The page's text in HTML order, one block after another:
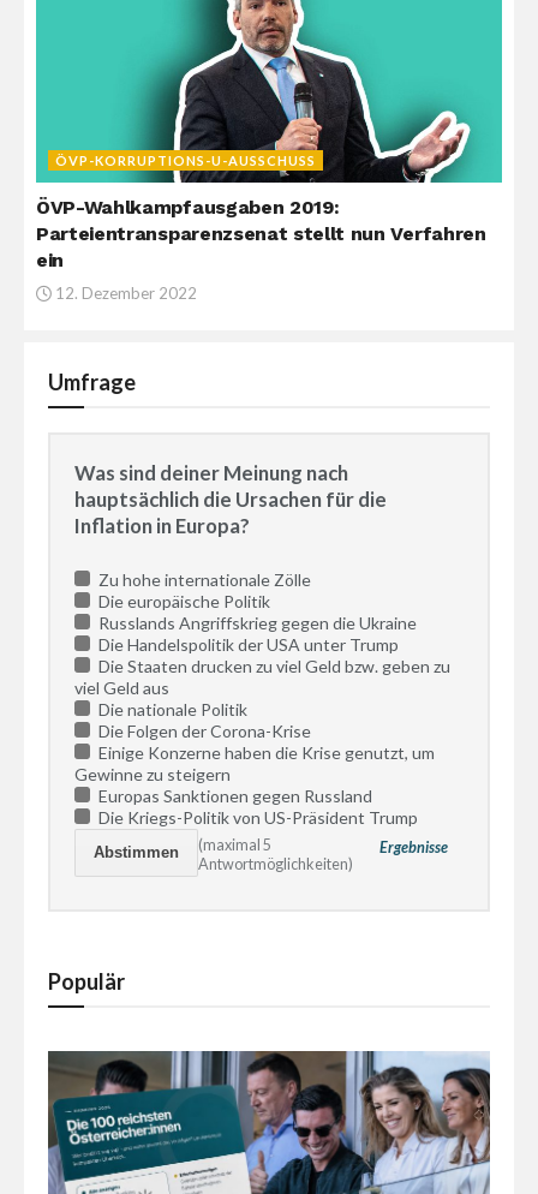
ÖVP-KORRUPTIONS-U-AUSSCHUSS
ÖVP-Wahlkampfausgaben 2019:
Parteientransparenzsenat stellt nun Verfahren
ein
12. Dezember 2022
Umfrage
Was sind deiner Meinung nach
hauptsächlich die Ursachen für die
Inflation in Europa?
Zu hohe internationale Zölle
Die europäische Politik
Russlands Angriffskrieg gegen die Ukraine
Die Handelspolitik der USA unter Trump
Die Staaten drucken zu viel Geld bzw. geben zu
viel Geld aus
Die nationale Politik
Die Folgen der Corona-Krise
Einige Konzerne haben die Krise genutzt, um
Gewinne zu steigern
Europas Sanktionen gegen Russland
Die Kriegs-Politik von US-Präsident Trump
Ergebnisse
(maximal 5
Antwortmöglichkeiten)
Populär